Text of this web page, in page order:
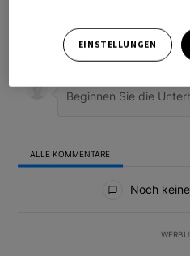
Kommentare
ALLE KOMMENTARE
Noch
EINSTELLUNGEN